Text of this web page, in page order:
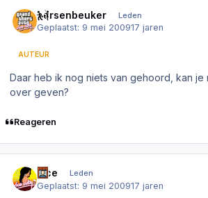
hersenbeuker Leden
Geplaatst: 9 mei 200917 jaren
AUTEUR
Daar heb ik nog niets van gehoord, kan je
over geven?
Reageren
vice Leden
Geplaatst: 9 mei 200917 jaren